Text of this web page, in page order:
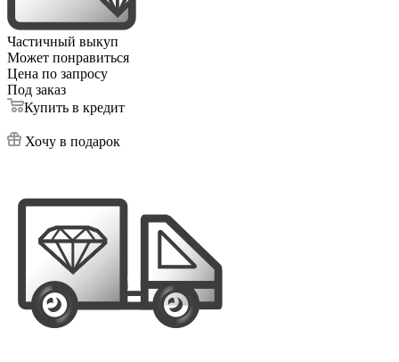
Частичный выкуп
Может понравиться
Цена по запросу
Под заказ
Купить в кредит
Хочу в подарок